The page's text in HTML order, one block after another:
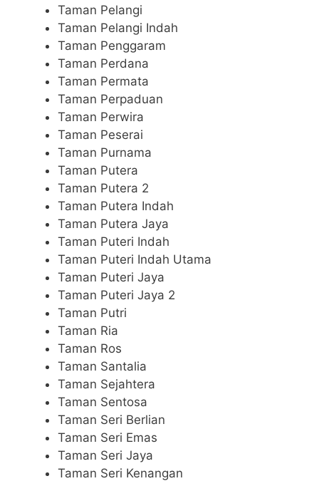
Taman Pelangi
Taman Pelangi Indah
Taman Penggaram
Taman Perdana
Taman Permata
Taman Perpaduan
Taman Perwira
Taman Peserai
Taman Purnama
Taman Putera
Taman Putera 2
Taman Putera Indah
Taman Putera Jaya
Taman Puteri Indah
Taman Puteri Indah Utama
Taman Puteri Jaya
Taman Puteri Jaya 2
Taman Putri
Taman Ria
Taman Ros
Taman Santalia
Taman Sejahtera
Taman Sentosa
Taman Seri Berlian
Taman Seri Emas
Taman Seri Jaya
Taman Seri Kenangan